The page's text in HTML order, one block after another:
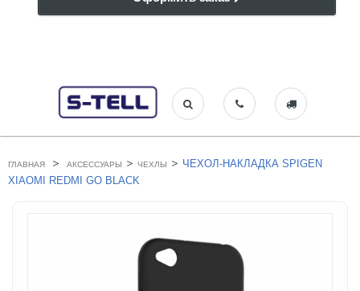
ГЛАВНАЯ > АКСЕССУАРЫ > ЧЕХЛЫ > ЧЕХОЛ-НАКЛАДКА SPIGEN
XIAOMI REDMI GO BLACK